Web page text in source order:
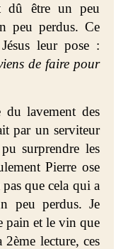
dû être un peu
peu perdus. Ce
leur pose :
de faire pour
du lavement des
par un serviteur
surprendre les
Pierre ose
que cela qui a
peu perdus. Je
pain et le vin que
2ème lecture, ces